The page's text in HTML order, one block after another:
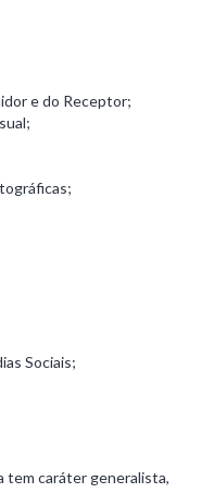
e do Receptor;
Sociais;
tem caráter generalista,